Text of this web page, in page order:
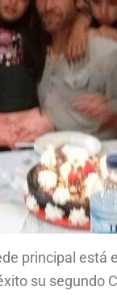
principal está
su segundo